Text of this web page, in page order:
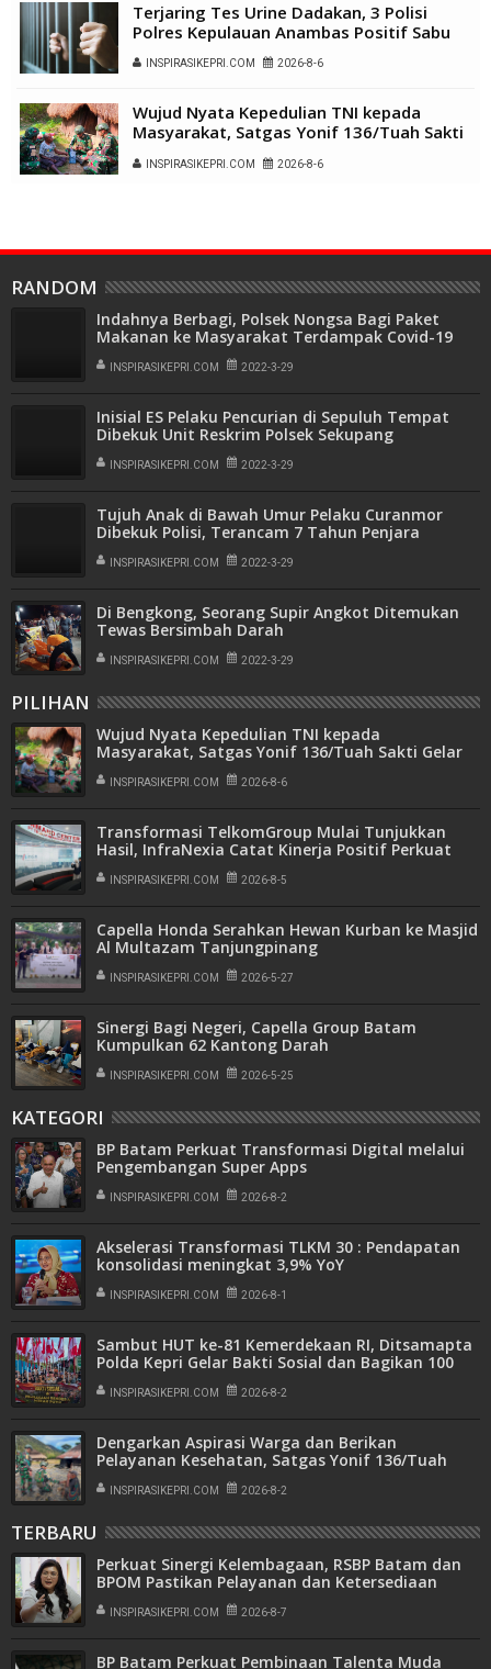
Terjaring Tes Urine Dadakan, 3 Polisi
Polres Kepulauan Anambas Positif Sabu
INSPIRASIKEPRI.COM 2026-8-6
Wujud Nyata Kepedulian TNI kepada
Masyarakat, Satgas Yonif 136/Tuah Sakti
Gelar Pengobatan Keliling di Kampung
Kalome
INSPIRASIKEPRI.COM 2026-8-6
RANDOM
Indahnya Berbagi, Polsek Nongsa Bagi Paket
Makanan ke Masyarakat Terdampak Covid-19
INSPIRASIKEPRI.COM 2022-3-29
Inisial ES Pelaku Pencurian di Sepuluh Tempat
Dibekuk Unit Reskrim Polsek Sekupang
INSPIRASIKEPRI.COM 2022-3-29
Tujuh Anak di Bawah Umur Pelaku Curanmor
Dibekuk Polisi, Terancam 7 Tahun Penjara
INSPIRASIKEPRI.COM 2022-3-29
Di Bengkong, Seorang Supir Angkot Ditemukan
Tewas Bersimbah Darah
INSPIRASIKEPRI.COM 2022-3-29
PILIHAN
Wujud Nyata Kepedulian TNI kepada
Masyarakat, Satgas Yonif 136/Tuah Sakti Gelar
Pengobatan Keliling di Kampung Kalome
INSPIRASIKEPRI.COM 2026-8-6
Transformasi TelkomGroup Mulai Tunjukkan
Hasil, InfraNexia Catat Kinerja Positif Perkuat
Infrastruktur Digital Nasional
INSPIRASIKEPRI.COM 2026-8-5
Capella Honda Serahkan Hewan Kurban ke Masjid
Al Multazam Tanjungpinang
INSPIRASIKEPRI.COM 2026-5-27
Sinergi Bagi Negeri, Capella Group Batam
Kumpulkan 62 Kantong Darah
INSPIRASIKEPRI.COM 2026-5-25
KATEGORI
BP Batam Perkuat Transformasi Digital melalui
Pengembangan Super Apps
INSPIRASIKEPRI.COM 2026-8-2
Akselerasi Transformasi TLKM 30 : Pendapatan
konsolidasi meningkat 3,9% YoY
INSPIRASIKEPRI.COM 2026-8-1
Sambut HUT ke-81 Kemerdekaan RI, Ditsamapta
Polda Kepri Gelar Bakti Sosial dan Bagikan 100
Bendera Merah Putih
INSPIRASIKEPRI.COM 2026-8-2
Dengarkan Aspirasi Warga dan Berikan
Pelayanan Kesehatan, Satgas Yonif 136/Tuah
Sakti Gelar Patroli Simpatik di Kampung Wineri
INSPIRASIKEPRI.COM 2026-8-2
TERBARU
Perkuat Sinergi Kelembagaan, RSBP Batam dan
BPOM Pastikan Pelayanan dan Ketersediaan
Obat Aman
INSPIRASIKEPRI.COM 2026-8-7
BP Batam Perkuat Pembinaan Talenta Muda